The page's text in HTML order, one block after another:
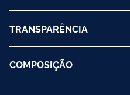
TRANSPARÊNCIA
COMPOSIÇÃO